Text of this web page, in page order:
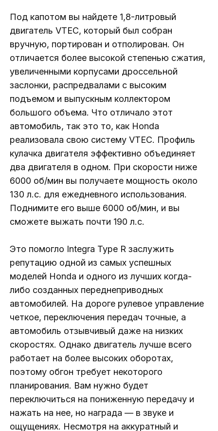
Под капотом вы найдете 1,8-литровый
двигатель VTEC, который был собран
вручную, портирован и отполирован. Он
отличается более высокой степенью сжатия,
увеличенными корпусами дроссельной
заслонки, распредвалами с высоким
подъемом и выпускным коллектором
большого объема. Что отличало этот
автомобиль, так это то, как Honda
реализовала свою систему VTEC. Профиль
кулачка двигателя эффективно объединяет
два двигателя в одном. При скорости ниже
6000 об/мин вы получаете мощность около
130 л.с. для ежедневного использования.
Поднимите его выше 6000 об/мин, и вы
сможете выжать почти 190 л.с.
Это помогло Integra Type R заслужить
репутацию одной из самых успешных
моделей Honda и одного из лучших когда-
либо созданных переднеприводных
автомобилей. На дороге рулевое управление
четкое, переключения передач точные, а
автомобиль отзывчивый даже на низких
скоростях. Однако двигатель лучше всего
работает на более высоких оборотах,
поэтому обгон требует некоторого
планирования. Вам нужно будет
переключиться на пониженную передачу и
нажать на нее, но награда — в звуке и
ощущениях. Несмотря на аккуратный и